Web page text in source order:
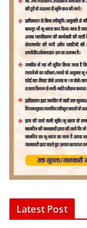
Latest Post